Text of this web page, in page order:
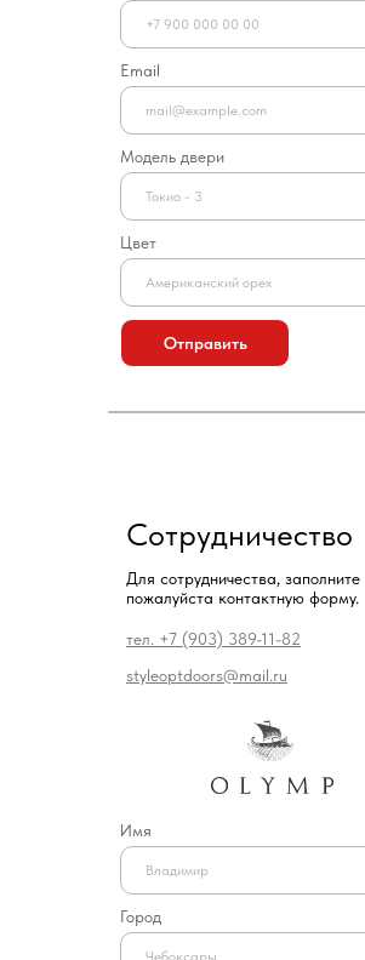
Email
Модель двери
Цвет
Отправить
Сотрудничество
Имя
Город
Для сотрудничества, заполните
пожалуйста контактную форму.
тел. +7 (903) 389-11-82
styleoptdoors@mail.ru